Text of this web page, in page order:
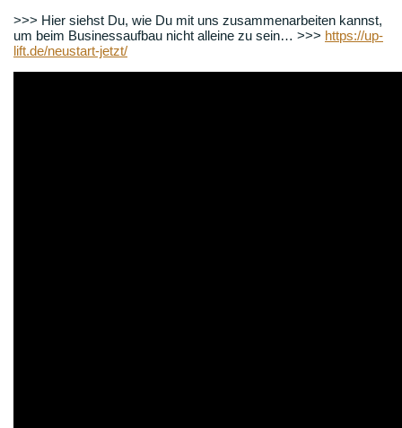
>>> Hier siehst Du, wie Du mit uns zusammenarbeiten kannst,
um beim Businessaufbau nicht alleine zu sein… >>> https://up-
lift.de/neustart-jetzt/